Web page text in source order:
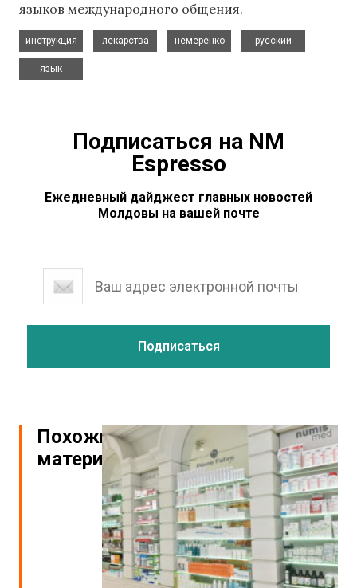
языков международного общения.
инструкция
лекарства
немеренко
русский
язык
Подписаться на NM
Espresso
Ежедневный дайджест главных новостей
Молдовы на вашей почте
Похожие
материалы